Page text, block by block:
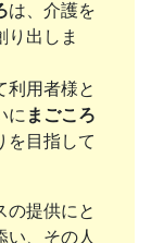
は、介護を
り出しま
利用者様と
に まごころ
を目指して
の提供にと
い、その人